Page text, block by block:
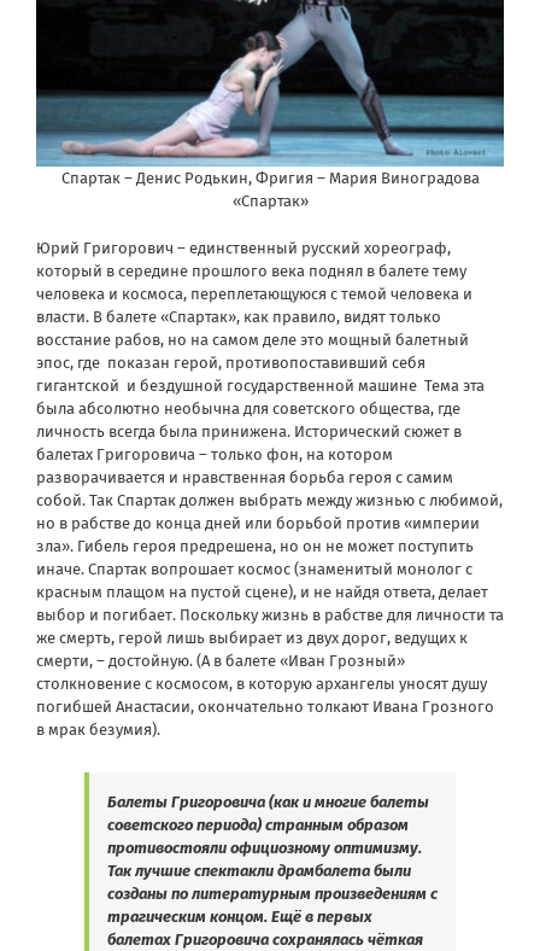
Спартак – Денис Родькин, Фригия – Мария Виноградова
«Спартак»
Юрий Григорович – единственный русский хореограф,
который в середине прошлого века поднял в балете тему
человека и космоса, переплетающуюся с темой человека и
власти. В балете «Спартак», как правило, видят только
восстание рабов, но на самом деле это мощный балетный
эпос, где показан герой, противопоставивший себя
гигантской и бездушной государственной машине Тема эта
была абсолютно необычна для советского общества, где
личность всегда была принижена. Исторический сюжет в
балетах Григоровича – только фон, на котором
разворачивается и нравственная борьба героя с самим
собой. Так Спартак должен выбрать между жизнью с любимой,
но в рабстве до конца дней или борьбой против «империи
зла». Гибель героя предрешена, но он не может поступить
иначе. Спартак вопрошает космос (знаменитый монолог с
красным плащом на пустой сцене), и не найдя ответа, делает
выбор и погибает. Поскольку жизнь в рабстве для личности та
же смерть, герой лишь выбирает из двух дорог, ведущих к
смерти, – достойную. (А в балете «Иван Грозный»
столкновение с космосом, в которую архангелы уносят душу
погибшей Анастасии, окончательно толкают Ивана Грозного
в мрак безумия).
Балеты Григоровича (как и многие балеты
советского периода) странным образом
противостояли официозному оптимизму.
Так лучшие спектакли драмбалета были
созданы по литературным произведениям с
трагическим концом. Ещё в первых
балетах Григоровича сохранялась чёткая